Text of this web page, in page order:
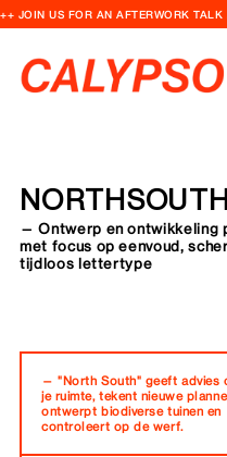
++ JOIN US FOR AN AFTERWORK
— Ontwerp en ontwikkeling
met focus op eenvoud,
tijdloos lettertype
— "North South" geeft advies
je ruimte, tekent nieuwe
ontwerpt biodiverse tuinen en
controleert op de werf.